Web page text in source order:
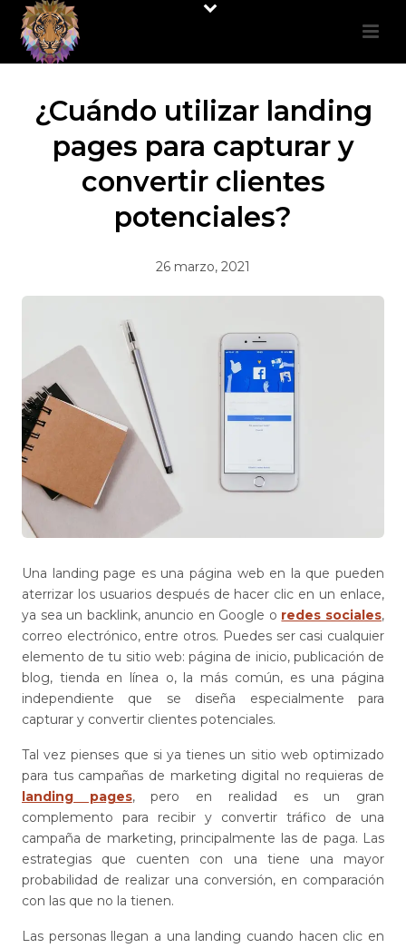
¿Cuándo utilizar landing
pages para capturar y
convertir clientes
potenciales?
26 marzo, 2021
Una landing page es una página web en la que pueden
aterrizar los usuarios después de hacer clic en un enlace,
ya sea un backlink, anuncio en Google o redes sociales,
correo electrónico, entre otros. Puedes ser casi cualquier
elemento de tu sitio web: página de inicio, publicación de
blog, tienda en línea o, la más común, es una página
independiente que se diseña especialmente para
capturar y convertir clientes potenciales.
Tal vez pienses que si ya tienes un sitio web optimizado
para tus campañas de marketing digital no requieras de
landing pages, pero en realidad es un gran
complemento para recibir y convertir tráfico de una
campaña de marketing, principalmente las de paga. Las
estrategias que cuenten con una tiene una mayor
probabilidad de realizar una conversión, en comparación
con las que no la tienen.
Las personas llegan a una landing cuando hacen clic en